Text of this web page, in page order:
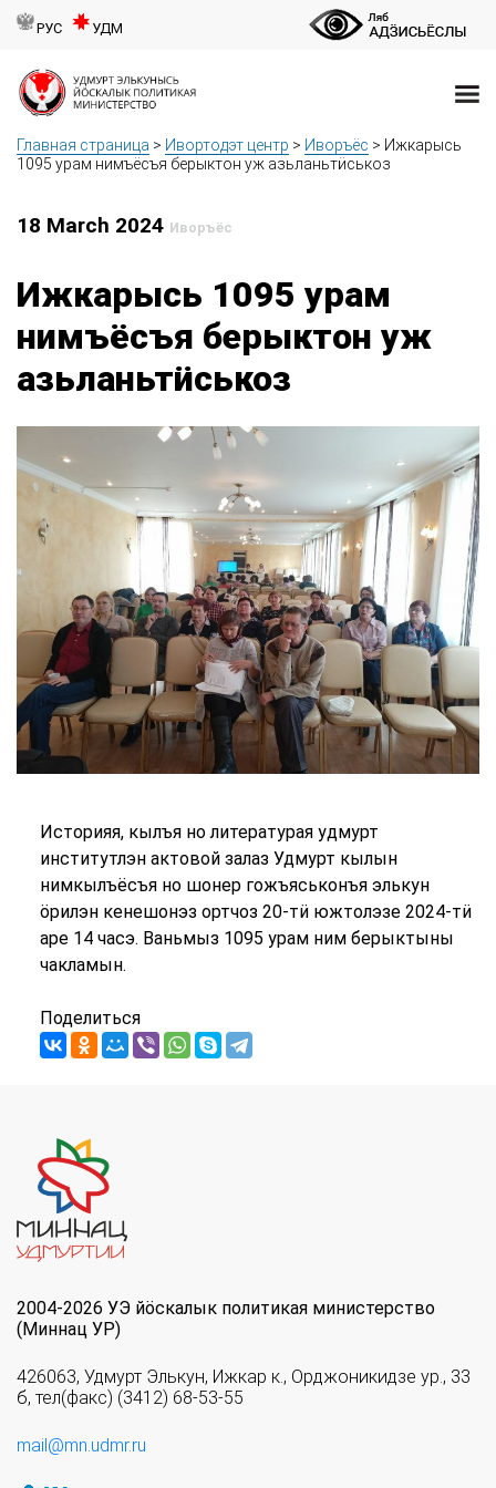
РУС УДМ
Главная страница > Ивортодэт центр > Иворъёс > Ижкарысь
1095 урам нимъёсъя берыктон уж азьланьтӥськоз
18 March 2024 Иворъёс
Ижкарысь 1095 урам
нимъёсъя берыктон уж
азьланьтӥськоз
Историяя, кылъя но литературая удмурт
институтлэн актовой залаз Удмурт кылын
нимкылъёсъя но шонер гожъяськонъя элькун
ӧрилэн кенешонэз ортчоз 20-тӥ южтолэзе 2024-тӥ
аре 14 часэ. Ваньмыз 1095 урам ним берыктыны
чакламын.
Поделиться
2004-2026 УЭ йöскалык политикая министерство
(Миннац УР)
426063, Удмурт Элькун, Ижкар к., Орджоникидзе ур., 33
б, тел(факс) (3412) 68-53-55
mail@mn.udmr.ru